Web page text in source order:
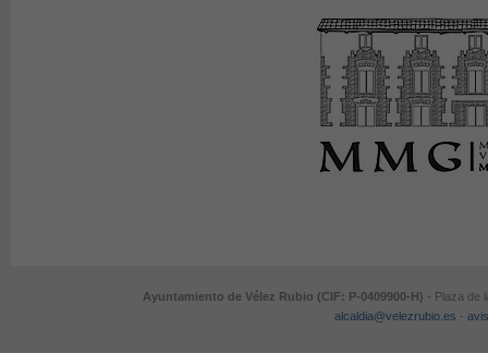
Ayuntamiento de Vélez Rubio (CIF: P-0409900-H) - Plaza de
alcaldia@velezrubio.es -